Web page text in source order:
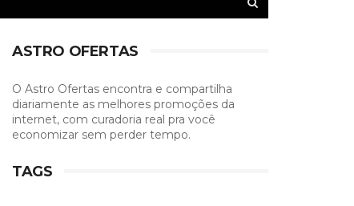
ASTRO OFERTAS
O Astro Ofertas encontra e compartilha
diariamente as melhores promoções da
internet, com curadoria real pra você
economizar sem perder tempo.
TAGS